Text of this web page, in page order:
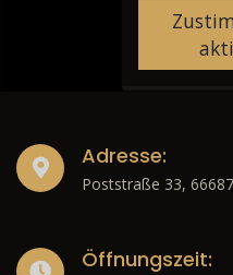
Adresse:
Poststraße 33,
Öffnungszeit: